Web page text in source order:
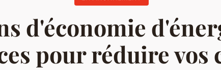
d'économie
pour réduire vos